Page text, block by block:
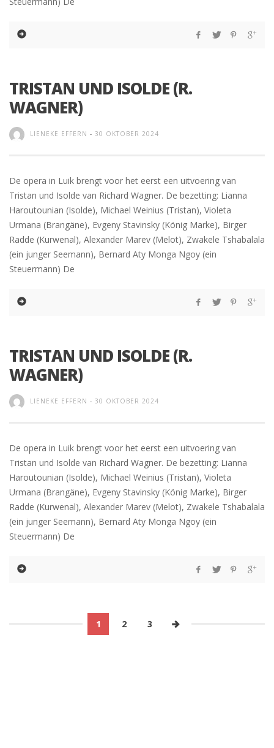
TRISTAN UND ISOLDE (R.
WAGNER)
LIENEKE EFFERN - 30 OKTOBER 2024
De opera in Luik brengt voor het eerst een uitvoering van
Tristan und Isolde van Richard Wagner. De bezetting: Lianna
Haroutounian (Isolde), Michael Weinius (Tristan), Violeta
Urmana (Brangäne), Evgeny Stavinsky (König Marke), Birger
Radde (Kurwenal), Alexander Marev (Melot), Zwakele Tshabalala
(ein junger Seemann), Bernard Aty Monga Ngoy (ein
Steuermann) De
TRISTAN UND ISOLDE (R.
WAGNER)
LIENEKE EFFERN - 30 OKTOBER 2024
De opera in Luik brengt voor het eerst een uitvoering van
Tristan und Isolde van Richard Wagner. De bezetting: Lianna
Haroutounian (Isolde), Michael Weinius (Tristan), Violeta
Urmana (Brangäne), Evgeny Stavinsky (König Marke), Birger
Radde (Kurwenal), Alexander Marev (Melot), Zwakele Tshabalala
(ein junger Seemann), Bernard Aty Monga Ngoy (ein
Steuermann) De
1 2 3